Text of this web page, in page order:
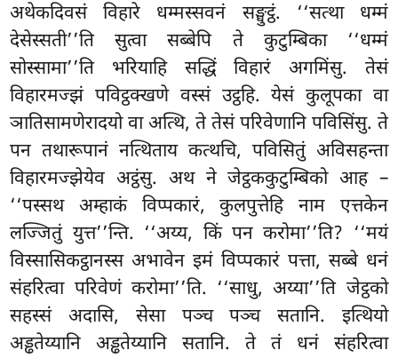
अथेकदिवसं विहारे धम्मस्सवनं सङ्घुट्ठं. ‘‘सत्था धम्मं
देसेस्सती’’ति सुत्वा सब्बेपि ते कुटुम्बिका ‘‘धम्मं
सोस्सामा’’ति भरियाहि सद्धिं विहारं अगमिंसु. तेसं
विहारमज्झं पविट्ठक्खणे वस्सं उट्ठहि. येसं कुलूपका वा
ञातिसामणेरादयो वा अत्थि, ते तेसं परिवेणानि पविसिंसु. ते
पन तथारूपानं नत्थिताय कत्थचि, पविसितुं अविसहन्ता
विहारमज्झेयेव अट्ठंसु. अथ ने जेट्ठककुटुम्बिको आह –
‘‘पस्सथ अम्हाकं विप्पकारं, कुलपुत्तेहि नाम एत्तकेन
लज्जितुं युत्त’’न्ति. ‘‘अय्य, किं पन करोमा’’ति? ‘‘मयं
विस्सासिकट्ठानस्स अभावेन इमं विप्पकारं पत्ता, सब्बे धनं
संहरित्वा परिवेणं करोमा’’ति. ‘‘साधु, अय्या’’ति जेट्ठको
सहस्सं अदासि, सेसा पञ्च पञ्च सतानि. इत्थियो
अड्ढतेय्यानि अड्ढतेय्यानि सतानि. ते तं धनं संहरित्वा